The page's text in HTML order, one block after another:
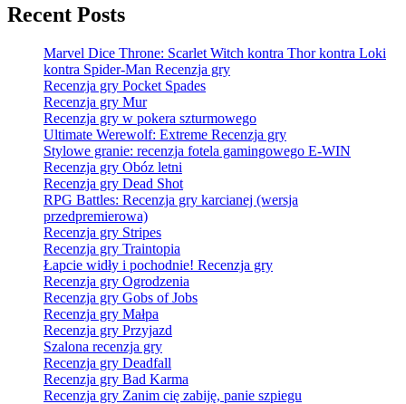
Recent Posts
Marvel Dice Throne: Scarlet Witch kontra Thor kontra Loki
kontra Spider-Man Recenzja gry
Recenzja gry Pocket Spades
Recenzja gry Mur
Recenzja gry w pokera szturmowego
Ultimate Werewolf: Extreme Recenzja gry
Stylowe granie: recenzja fotela gamingowego E-WIN
Recenzja gry Obóz letni
Recenzja gry Dead Shot
RPG Battles: Recenzja gry karcianej (wersja
przedpremierowa)
Recenzja gry Stripes
Recenzja gry Traintopia
Łapcie widły i pochodnie! Recenzja gry
Recenzja gry Ogrodzenia
Recenzja gry Gobs of Jobs
Recenzja gry Małpa
Recenzja gry Przyjazd
Szalona recenzja gry
Recenzja gry Deadfall
Recenzja gry Bad Karma
Recenzja gry Zanim cię zabiję, panie szpiegu